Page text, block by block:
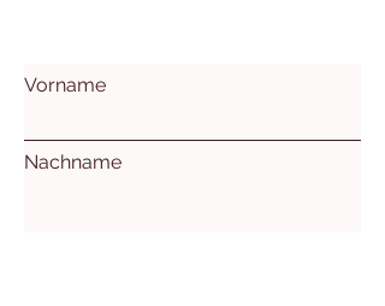
Vorname
Nachname